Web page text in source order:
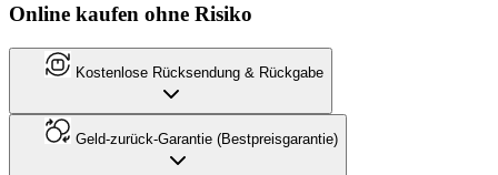
Online kaufen ohne Risiko
Kostenlose Rücksendung & Rückgabe
Geld-zurück-Garantie (Bestpreisgarantie)